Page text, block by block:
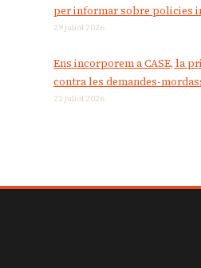
per informar sobre policies
29 juliol 2026
Ens incorporem a CASE, la
contra les demandes-
22 juliol 2026